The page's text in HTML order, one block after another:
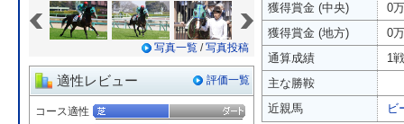
写真一覧 /写真投稿
適性レビュー 評価一覧
コース適性
獲得賞金 (中央)
0
獲得賞金 (地方)
0
通算成績
1
主な勝鞍
近親馬
ビ